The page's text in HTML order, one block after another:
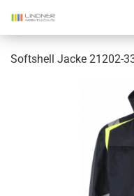
Softshell Jacke 21202-